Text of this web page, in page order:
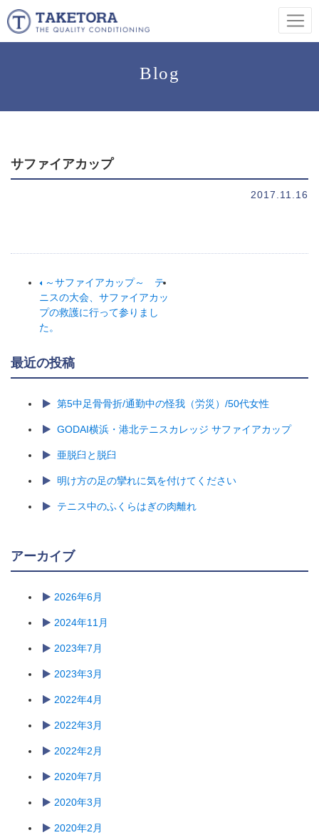
Blog
サファイアカップ
2017.11.16
～サファイアカップ～ テ
ニスの大会、サファイアカッ
プの救護に行って参りまし
た。
最近の投稿
第5中足骨骨折/通勤中の怪我（労災）/50代女性
GODAI横浜・港北テニスカレッジ サファイアカップ
亜脱臼と脱臼
明け方の足の攣れに気を付けてください
テニス中のふくらはぎの肉離れ
アーカイブ
2026年6月
2024年11月
2023年7月
2023年3月
2022年4月
2022年3月
2022年2月
2020年7月
2020年3月
2020年2月